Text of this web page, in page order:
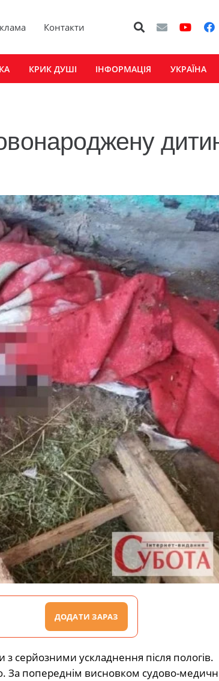
Контакти
КРИК ДУШІ ІНФОРМАЦІЯ УКРАЇНА
ДОДАТИ ЗАРАЗ
з серйозними ускладнення після пологів.
попереднім висновком судово-